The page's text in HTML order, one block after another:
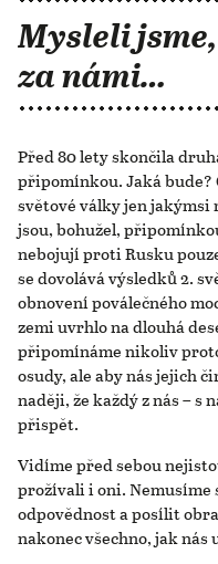
Mysleli
za námi…
Před 80 lety skončila
připomínkou. Jaká
světové války jen jakýmsi
jsou, bohužel,
nebojují proti Rusku
se dovolává výsledků 2.
obnovení poválečného
zemi uvrhlo na dlouhá
připomínáme nikoliv
osudy, ale aby nás jejich
naději, že každý z nás – s
přispět.
Vidíme před sebou
prožívali i oni.
odpovědnost a posílit
nakonec všechno, jak